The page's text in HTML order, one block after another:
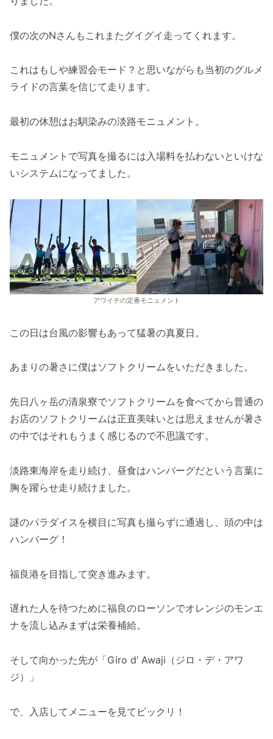
僕の次のNさんもこれまたグイグイ走ってくれます。
これはもしや練習会モード？と思いながらも当初のグルメ
ライドの言葉を信じて走ります。
最初の休憩はお馴染みの淡路モニュメント。
モニュメントで写真を撮るには入場料を払わないといけな
いシステムになってました。
アワイチの定番モニュメント
この日は台風の影響もあって猛暑の真夏日。
あまりの暑さに僕はソフトクリームをいただきました。
先日八ヶ岳の清泉寮でソフトクリームを食べてから普通の
お店のソフトクリームは正直美味いとは思えませんが暑さ
の中ではそれもうまく感じるので不思議です。
淡路東海岸を走り続け、昼食はハンバーグだという言葉に
胸を躍らせ走り続けました。
謎のパラダイスを横目に写真も撮らずに通過し、頭の中は
ハンバーグ！
福良港を目指して突き進みます。
遅れた人を待つために福良のローソンでオレンジのモンエ
ナを流し込みまずは栄養補給。
そして向かった先が「Giro d’ Awaji（ジロ・デ・アワ
ジ）」
で、入店してメニューを見てビックリ！